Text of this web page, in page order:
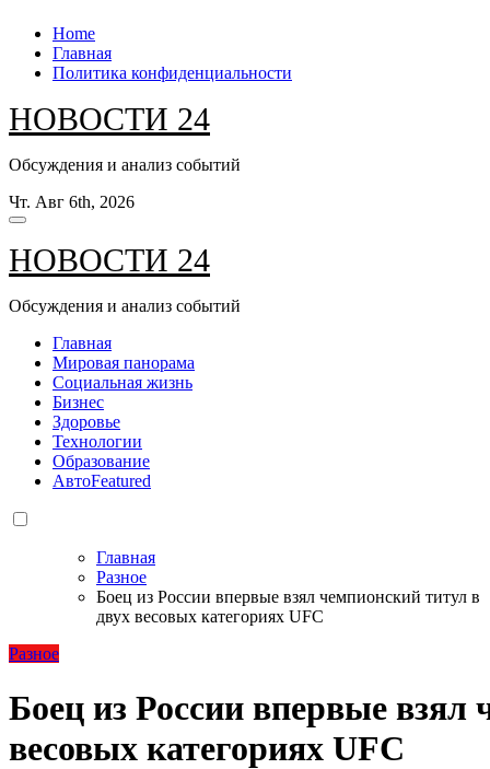
Перейти
содержанию
Home
Главная
Политика конфиденциальности
НОВОСТИ 24
Обсуждения и анализ событий
Чт. Авг 6th, 2026
НОВОСТИ 24
Обсуждения и анализ событий
Главная
Мировая панорама
Социальная жизнь
Бизнес
Здоровье
Технологии
Образование
АвтоFeatured
Главная
Разное
Боец из России впервые взял чемпионский титул в
двух весовых категориях UFC
Разное
Боец из России впервые взял
весовых категориях UFC